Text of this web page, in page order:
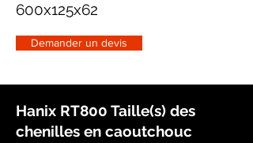
600x125x62
Demander un devis
Hanix RT800 Taille(s) des
chenilles en caoutchouc